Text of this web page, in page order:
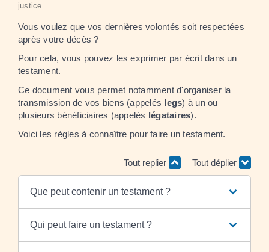
justice
Vous voulez que vos dernières volontés soit respectées
après votre décès ?
Pour cela, vous pouvez les exprimer par écrit dans un
testament.
Ce document vous permet notamment d'organiser la
transmission de vos biens (appelés legs) à un ou
plusieurs bénéficiaires (appelés légataires).
Voici les règles à connaître pour faire un testament.
Tout replier Tout déplier
Que peut contenir un testament ?
Qui peut faire un testament ?